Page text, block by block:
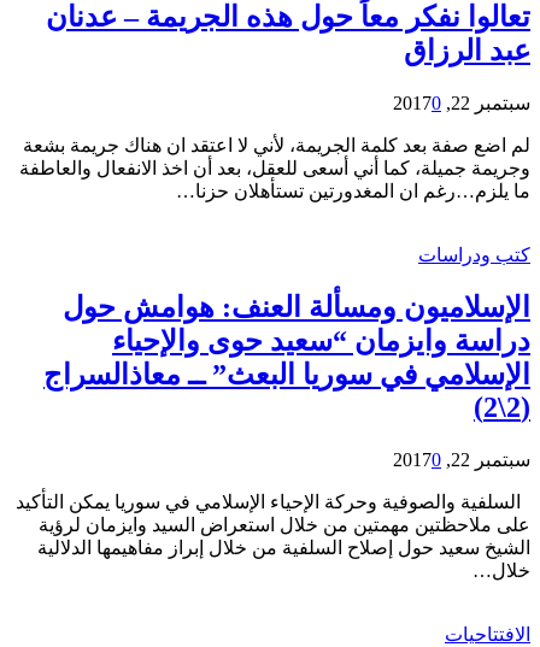
تعالوا نفكر معاً حول هذه الجريمة – عدنان
عبد الرزاق
سبتمبر 22, 2017 0
لم اضع صفة بعد كلمة الجريمة، لأني لا اعتقد ان هناك جريمة بشعة
وجريمة جميلة، كما أني أسعى للعقل، بعد أن اخذ الانفعال والعاطفة
ما يلزم…رغم ان المغدورتين تستأهلان حزنا…
كتب ودراسات
الإسلاميون ومسألة العنف: هوامش حول
دراسة وايزمان “سعيد حوى والإحياء
الإسلامي في سوريا البعث” ــ معاذالسراج
(2\2)
سبتمبر 22, 2017 0
السلفية والصوفية وحركة الإحياء الإسلامي في سوريا يمكن التأكيد
على ملاحظتين مهمتين من خلال استعراض السيد وايزمان لرؤية
الشيخ سعيد حول إصلاح السلفية من خلال إبراز مفاهيمها الدلالية
خلال…
الافتتاحيات